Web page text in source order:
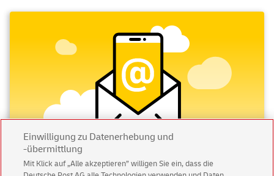
Einwilligung zu Datenerhebung und
-übermittlung
Mit Klick auf „Alle akzeptieren” willigen Sie ein, dass die